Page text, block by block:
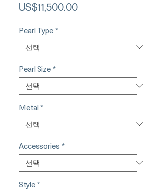
US$11,500.00가
Pearl Type*
Pearl Size*
Metal *
Accessories *
Style*